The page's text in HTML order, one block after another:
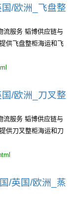
/欧洲_飞盘整
流服务 韬博供应链与
供飞盘整柜海运和飞
/欧洲_刀叉整
流服务 韬博供应链与
供刀叉整柜海运和刀
/英国/欧洲_蒸